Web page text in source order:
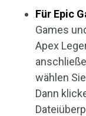
Für Epic
Games
Apex
wählen
Dann